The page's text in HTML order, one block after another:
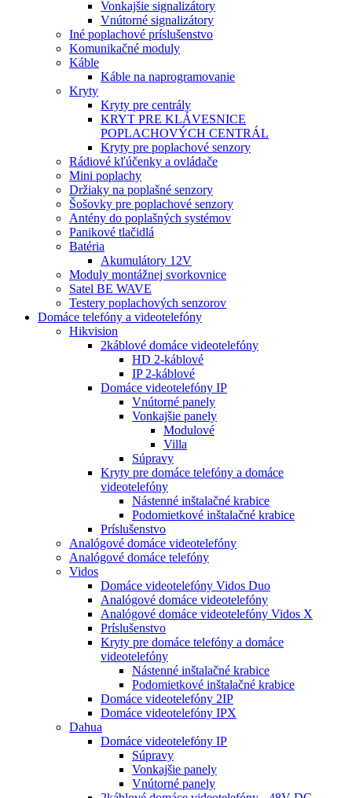
Vonkajšie signalizátory
Vnútorné signalizátory
Iné poplachové príslušenstvo
Komunikačné moduly
Káble
Káble na naprogramovanie
Kryty
Kryty pre centrály
KRYT PRE KLÁVESNICE
POPLACHOVÝCH CENTRÁL
Kryty pre poplachové senzory
Rádiové kľúčenky a ovládače
Mini poplachy
Držiaky na poplašné senzory
Šošovky pre poplachové senzory
Antény do poplašných systémov
Panikové tlačidlá
Batéria
Akumulátory 12V
Moduly montážnej svorkovnice
Satel BE WAVE
Testery poplachových senzorov
Domáce telefóny a videotelefóny
Hikvision
2káblové domáce videotelefóny
HD 2-káblové
IP 2-káblové
Domáce videotelefóny IP
Vnútorné panely
Vonkajšie panely
Modulové
Villa
Súpravy
Kryty pre domáce telefóny a domáce
videotelefóny
Nástenné inštalačné krabice
Podomietkové inštalačné krabice
Príslušenstvo
Analógové domáce videotelefóny
Analógové domáce telefóny
Vidos
Domáce videotelefóny Vidos Duo
Analógové domáce videotelefóny
Analógové domáce videotelefóny Vidos X
Príslušenstvo
Kryty pre domáce telefóny a domáce
videotelefóny
Nástenné inštalačné krabice
Podomietkové inštalačné krabice
Domáce videotelefóny 2IP
Domáce videotelefóny IPX
Dahua
Domáce videotelefóny IP
Súpravy
Vonkajšie panely
Vnútorné panely